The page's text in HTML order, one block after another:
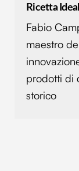
Ricetta
Fabio
maestro
prodotti di
storico